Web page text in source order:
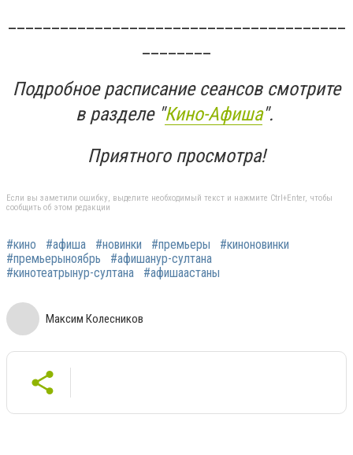
Подробное расписание сеансов смотрите
в разделе "Кино-Афиша".
Приятного просмотра!
Если вы заметили ошибку, выделите необходимый текст и нажмите Ctrl+Enter, чтобы
сообщить об этом редакции
#кино #афиша #новинки #премьеры
#киноновинки
#премьерыноябрь
#афишанур-султана
#кинотеатрынур-султана
#афишаастаны
Максим Колесников